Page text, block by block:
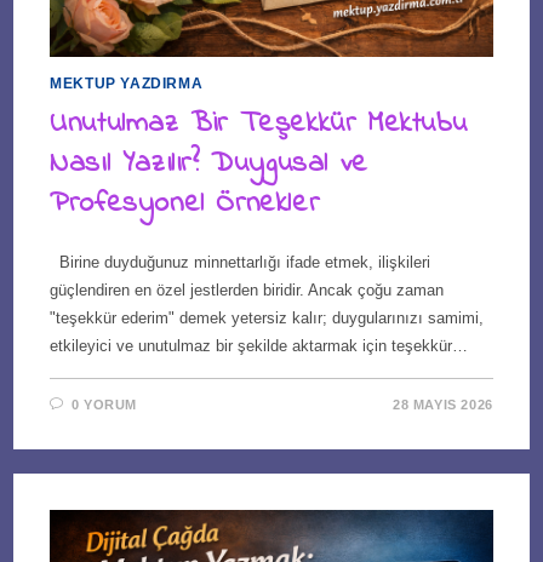
MEKTUP YAZDIRMA
Unutulmaz Bir Teşekkür Mektubu
Nasıl Yazılır? Duygusal ve
Profesyonel Örnekler
Birine duyduğunuz minnettarlığı ifade etmek, ilişkileri
güçlendiren en özel jestlerden biridir. Ancak çoğu zaman
"teşekkür ederim" demek yetersiz kalır; duygularınızı samimi,
etkileyici ve unutulmaz bir şekilde aktarmak için teşekkür…
0 YORUM 28 MAYIS 2026